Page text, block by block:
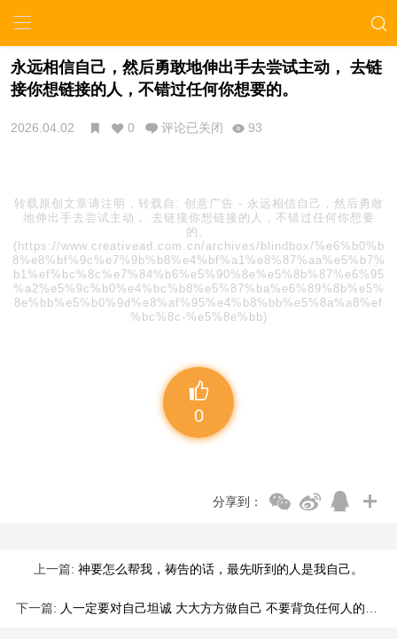
永远相信自己，然后勇敢地伸出手去尝试主动， 去链
接你想链接的人，不错过任何你想要的。
2026.04.02 0 评论已关闭 93
转载原创文章请注明，转载自: 创意广告 - 永远相信自己，然后勇敢
地伸出手去尝试主动， 去链接你想链接的人，不错过任何你想要
的。
(https://www.creativead.com.cn/archives/blindbox/%e6%b0%b
8%e8%bf%9c%e7%9b%b8%e4%bf%a1%e8%87%aa%e5%b7%
b1%ef%bc%8c%e7%84%b6%e5%90%8e%e5%8b%87%e6%95
%a2%e5%9c%b0%e4%bc%b8%e5%87%ba%e6%89%8b%e5%
8e%bb%e5%b0%9d%e8%af%95%e4%b8%bb%e5%8a%a8%ef
%bc%8c-%e5%8e%bb)
0
分享到：
上一篇: 神要怎么帮我，祷告的话，最先听到的人是我自己。
下一篇: 人一定要对自己坦诚 大大方方做自己 不要背负任何人的情绪和人生